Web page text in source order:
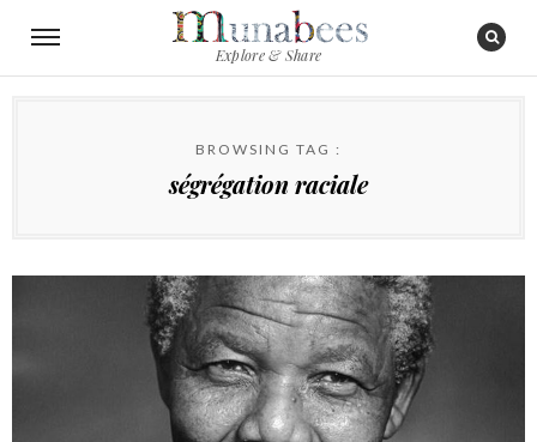
Explore & Share
BROWSING TAG :
ségrégation raciale